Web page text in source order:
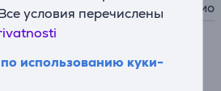
условия перечислены
использованию куки-
AM, FM, интернет-радио